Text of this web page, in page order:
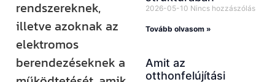
rendszereknek,
illetve azoknak az
elektromos
berendezéseknek a
2026-05-10 Nincs hozzászólás
Tovább olvasom »
Amit az
otthonfelújítási